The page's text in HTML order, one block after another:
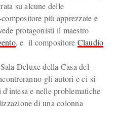
su alcune delle
più apprezzate e
protagonisti il maestro
, e il compositore Claudio
Deluxe della Casa del
gli autori e ci si
e nelle problematiche
di una colonna